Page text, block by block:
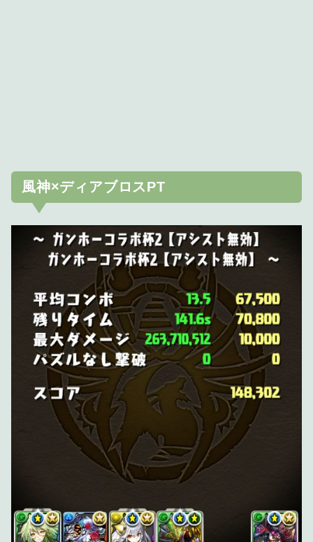
風神×ディアブロスPT